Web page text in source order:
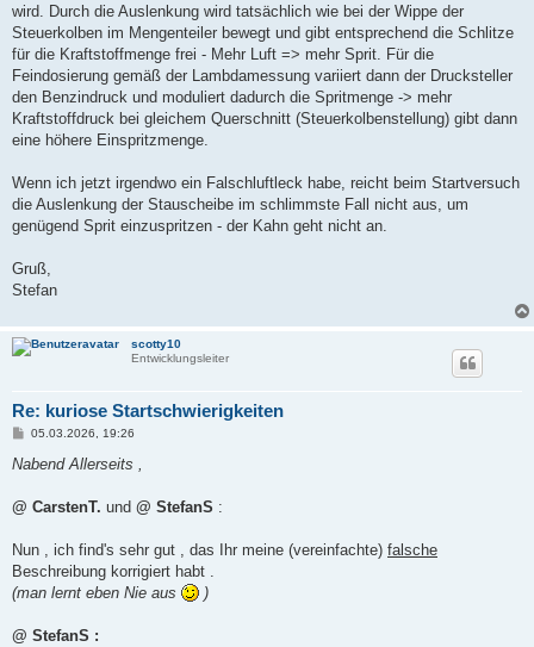
wird. Durch die Auslenkung wird tatsächlich wie bei der Wippe der
Steuerkolben im Mengenteiler bewegt und gibt entsprechend die Schlitze
für die Kraftstoffmenge frei - Mehr Luft => mehr Sprit. Für die
Feindosierung gemäß der Lambdamessung variiert dann der Drucksteller
den Benzindruck und moduliert dadurch die Spritmenge -> mehr
Kraftstoffdruck bei gleichem Querschnitt (Steuerkolbenstellung) gibt dann
eine höhere Einspritzmenge.
Wenn ich jetzt irgendwo ein Falschluftleck habe, reicht beim Startversuch
die Auslenkung der Stauscheibe im schlimmste Fall nicht aus, um
genügend Sprit einzuspritzen - der Kahn geht nicht an.
Gruß,
Stefan
scotty10
Entwicklungsleiter
Re: kuriose Startschwierigkeiten
B
i
a
05.03.2026, 19:26
Nabend Allerseits ,
@ CarstenT. und @ StefanS :
Nun , ich find's sehr gut , das Ihr meine (vereinfachte) falsche
Beschreibung korrigiert habt .
(man lernt eben Nie aus
)
@ StefanS :